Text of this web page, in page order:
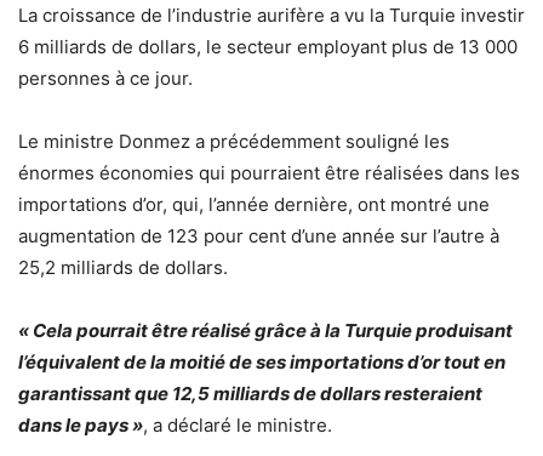
La croissance de l’industrie aurifère a vu la Turquie investir
6 milliards de dollars, le secteur employant plus de 13 000
personnes à ce jour.
Le ministre Donmez a précédemment souligné les
énormes économies qui pourraient être réalisées dans les
importations d’or, qui, l’année dernière, ont montré une
augmentation de 123 pour cent d’une année sur l’autre à
25,2 milliards de dollars.
« Cela pourrait être réalisé grâce à la Turquie produisant
l’équivalent de la moitié de ses importations d’or tout en
garantissant que 12,5 milliards de dollars resteraient
dans le pays », a déclaré le ministre.